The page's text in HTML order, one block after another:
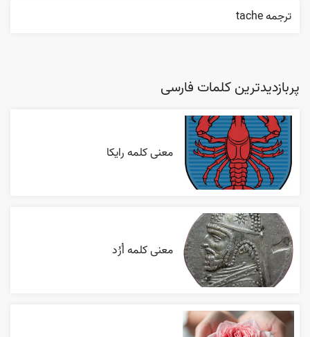
ترجمه tache
پربازدیدترین کلمات فارسی
معنی کلمه رایکا
معنی کلمه اُرُد